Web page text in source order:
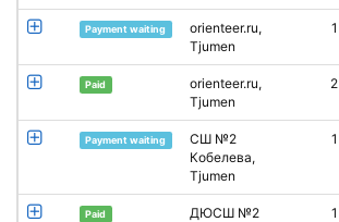
Payment waiting
orienteer.ru,
Tjumen
1
Paid
orienteer.ru,
Tjumen
2
Payment waiting
СШ №2
Кобелева,
Tjumen
1
Paid
ДЮСШ №2
1